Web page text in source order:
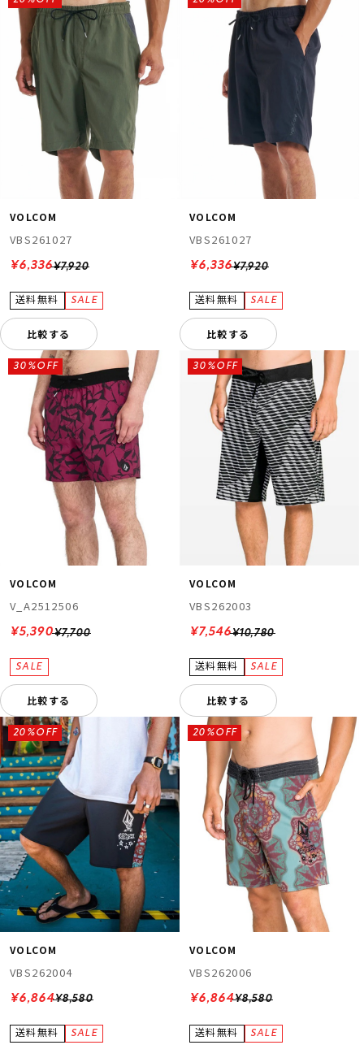
VOLCOM
VBS261027
¥7,920
¥6,336
比較する
VOLCOM
VBS261027
¥7,920
¥6,336
比較する
VOLCOM
V_A2512506
¥7,700
30%OFF
¥5,390
比較する
VOLCOM
VBS262003
¥10,780
30%OFF
¥7,546
比較する
VOLCOM
VBS262004
¥8,580
20%OFF
¥6,864
VOLCOM
VBS262006
¥8,580
20%OFF
¥6,864